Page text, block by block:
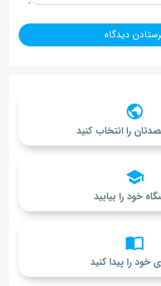
را انتخاب کنید
خود را بیابید
خود را پیدا کنید